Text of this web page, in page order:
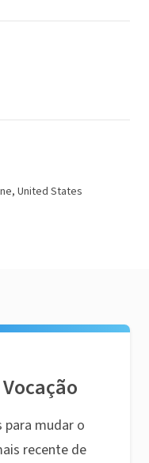
United States
mudar o
recente de